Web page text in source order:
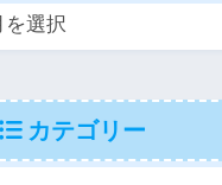
カテゴリー